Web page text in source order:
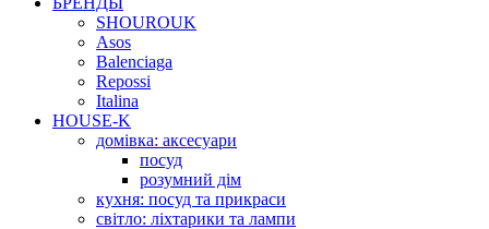
SHOUROUK
Asos
Balenciaga
Repossi
Italina
HOUSE-K
домівка: аксесуари
посуд
розумний дім
кухня: посуд та прикраси
світло: ліхтарики та лампи